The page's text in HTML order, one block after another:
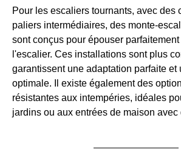
Pour les escaliers tournants, avec des
paliers intermédiaires, des monte-
sont conçus pour épouser
l'escalier. Ces installations sont plus
garantissent une adaptation parfaite et
optimale. Il existe également des
résistantes aux intempéries, idéales
jardins ou aux entrées de maison avec